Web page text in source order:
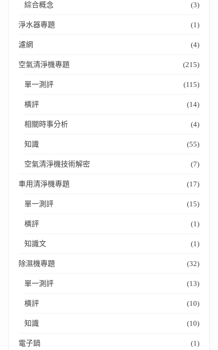
綜合概念 (3)
淨水器專題 (1)
濾網 (4)
空氣清淨機專題 (215)
單一測評 (115)
橫評 (14)
相關時事分析 (4)
知識 (55)
空氣清淨機技術解密 (7)
車用清淨機專題 (17)
單一測評 (15)
橫評 (1)
知識文 (1)
除濕機專題 (32)
單一測評 (13)
橫評 (10)
知識 (10)
電子鍋 (1)